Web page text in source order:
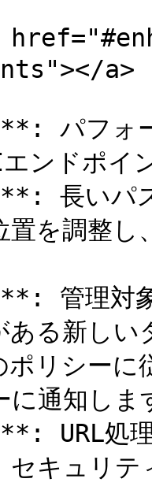
a>
パフォー
ンドポイ
長いパス
置を調整
管理対象
ある新し
ポリシー
に通知しま
URL処理
セキュリ